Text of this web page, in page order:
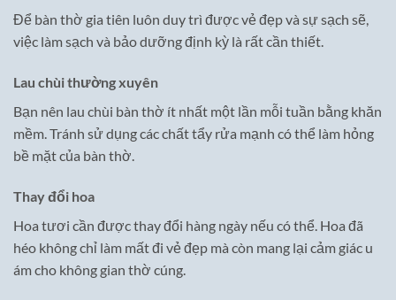
Để bàn thờ gia tiên luôn duy trì được vẻ đẹp và sự sạch sẽ,
việc làm sạch và bảo dưỡng định kỳ là rất cần thiết.
Lau chùi thường xuyên
Bạn nên lau chùi bàn thờ ít nhất một lần mỗi tuần bằng khăn
mềm. Tránh sử dụng các chất tẩy rửa mạnh có thể làm hỏng
bề mặt của bàn thờ.
Thay đổi hoa
Hoa tươi cần được thay đổi hàng ngày nếu có thể. Hoa đã
héo không chỉ làm mất đi vẻ đẹp mà còn mang lại cảm giác u
ám cho không gian thờ cúng.